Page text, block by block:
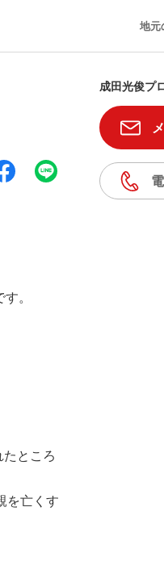
地元
。
ところ
を亡くす
成田光俊プ